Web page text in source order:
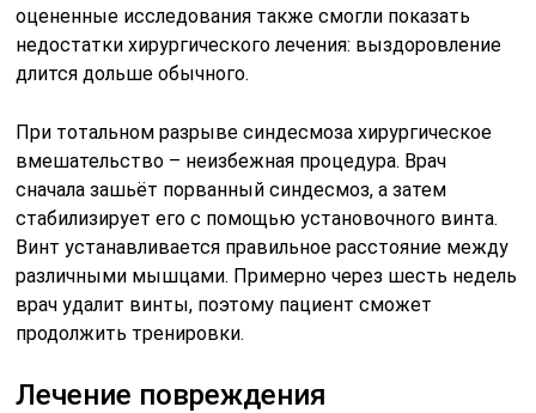
оцененные исследования также смогли показать
недостатки хирургического лечения: выздоровление
длится дольше обычного.
При тотальном разрыве синдесмоза хирургическое
вмешательство – неизбежная процедура. Врач
сначала зашьёт порванный синдесмоз, а затем
стабилизирует его с помощью установочного винта.
Винт устанавливается правильное расстояние между
различными мышцами. Примерно через шесть недель
врач удалит винты, поэтому пациент сможет
продолжить тренировки.
Лечение повреждения